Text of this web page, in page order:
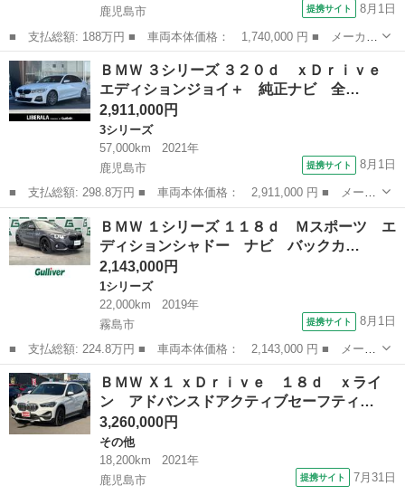
鹿児島市
提携サイト 8月1日
■ 支払総額: 188万円 ■ 車両本体価格： 1,740,000 円 ■ メーカー
名： ＢＭＷ ■ 車種名： ７シリーズ ■ グレード名： ７４０
ｉ ドライブレコーダー ＥＴＣ クリアランスソナー レーンアシ
スト オート...
鹿児島 鹿児島市
ＢＭＷ ３シリーズ ３２０ｄ ｘＤｒｉｖｅ
エディションジョイ＋ 純正ナビ 全…
2,911,000円
3シリーズ
57,000km
2021年
鹿児島市
提携サイト 8月1日
■ 支払総額: 298.8万円 ■ 車両本体価格： 2,911,000 円 ■ メーカ
ー名： ＢＭＷ ■ 車種名： ３シリーズ ■ グレード名： ３２０
ｄ ｘＤｒｉｖｅ エディションジョイ＋ 純正ナビ 全方位カメ
ラ 社外フ...
鹿児島 鹿児島市 3シリーズ
ＢＭＷ １シリーズ １１８ｄ Ｍスポーツ エ
ディションシャドー ナビ バックカ…
2,143,000円
1シリーズ
22,000km
2019年
霧島市
提携サイト 8月1日
■ 支払総額: 224.8万円 ■ 車両本体価格： 2,143,000 円 ■ メーカ
ー名： ＢＭＷ ■ 車種名： １シリーズ ■ グレード名： １１８
ｄ Ｍスポーツ エディションシャドー ナビ バックカメラ 衝突
軽減ブレ...
鹿児島 霧島市
ＢＭＷ Ｘ１ ｘＤｒｉｖｅ １８ｄ ｘライ
ン アドバンスドアクティブセーフティ…
3,260,000円
その他
18,200km
2021年
鹿児島市
提携サイト 7月31日